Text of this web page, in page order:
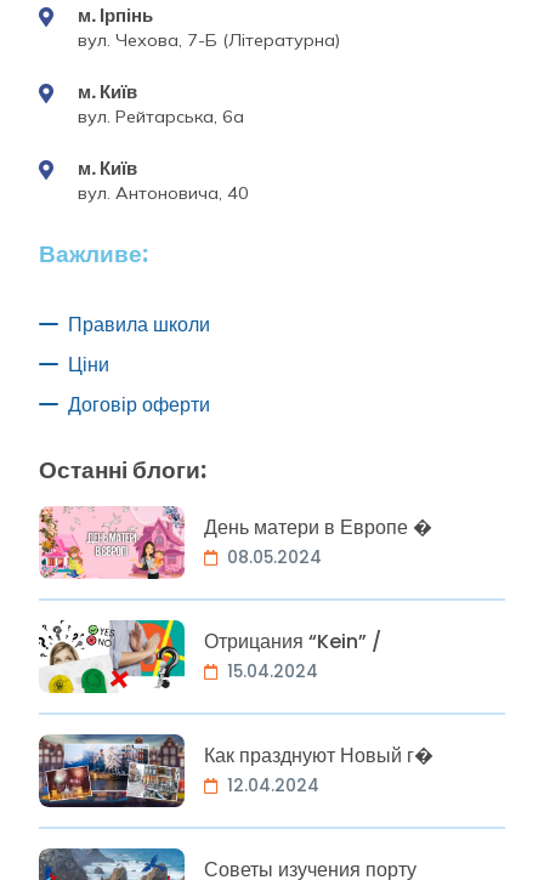
м. Ірпінь
вул. Чехова, 7-Б (Літературна)
м. Київ
вул. Рейтарська, 6а
м. Київ
вул. Антоновича, 40
Важливе:
Правила школи
Ціни
Договір оферти
Останні блоги:
День матери в Европе �
08.05.2024
Отрицания “Kein” /
15.04.2024
Как празднуют Новый г�
12.04.2024
Советы изучения порту